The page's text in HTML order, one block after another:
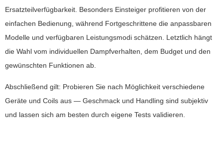
Ersatzteilverfügbarkeit. Besonders Einsteiger profitieren von der
einfachen Bedienung, während Fortgeschrittene die anpassbaren
Modelle und verfügbaren Leistungsmodi schätzen. Letztlich hängt
die Wahl vom individuellen Dampfverhalten, dem Budget und den
gewünschten Funktionen ab.
Abschließend gilt: Probieren Sie nach Möglichkeit verschiedene
Geräte und Coils aus — Geschmack und Handling sind subjektiv
und lassen sich am besten durch eigene Tests validieren.